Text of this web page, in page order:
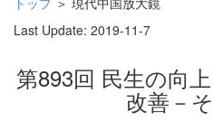
Last Update: 2019-11-7
第893回 民生の向
改善－